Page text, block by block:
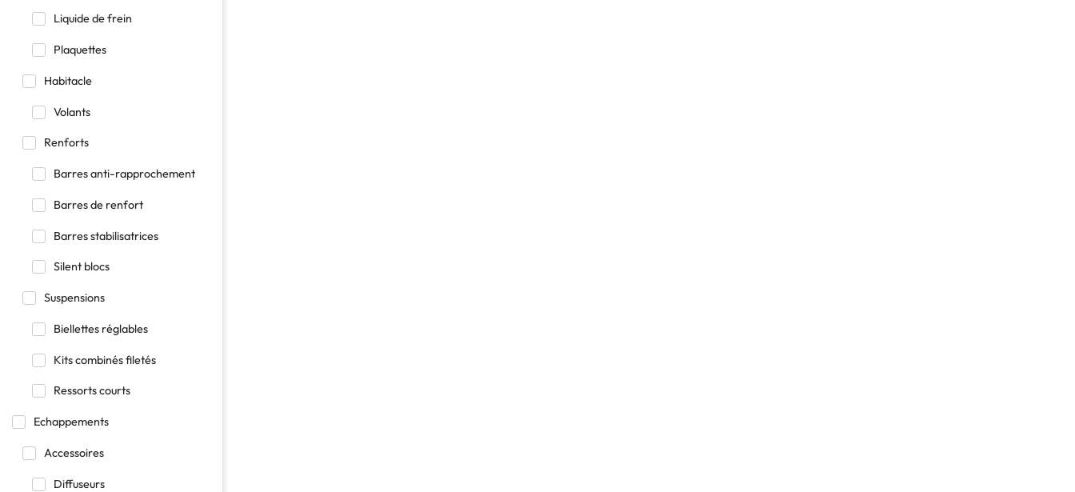
Liquide de frein
Plaquettes
Habitacle
Volants
Renforts
Barres anti-rapprochement
Barres de renfort
Barres stabilisatrices
Silent blocs
Suspensions
Biellettes réglables
Kits combinés filetés
Ressorts courts
Echappements
Accessoires
Diffuseurs